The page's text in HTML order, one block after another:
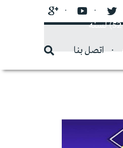
اتصل بنا
جمعية المستثمرين في قطاع الإسكان الأردني تقوم بتنفيذ التزاماتها المنصوص عليها بنظام إجراءات الرقابة والتفتيش على أعمال الأعمار رقم ( 52) لسنة